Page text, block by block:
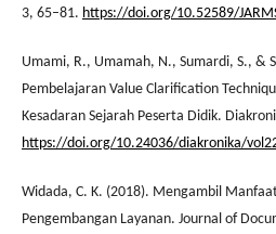
3, 65–81. https://doi.org/10.52589/
Umami, R., Umamah, N., Sumardi, S., &
Pembelajaran Value Clarification
Kesadaran Sejarah Peserta Didik.
https://doi.org/10.24036/diakronika/
Widada, C. K. (2018). Mengambil
Pengembangan Layanan. Journal of